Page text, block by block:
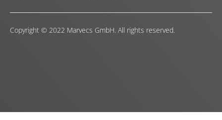
Copyright © 2022 Marvecs GmbH. All rights reserved.